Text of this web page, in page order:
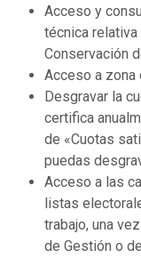
Acceso y
técnica
Conservación
Acceso a zona
Desgravar la
certifica
de «Cuotas
puedas
Acceso a las
listas
trabajo, una
de Gestión o